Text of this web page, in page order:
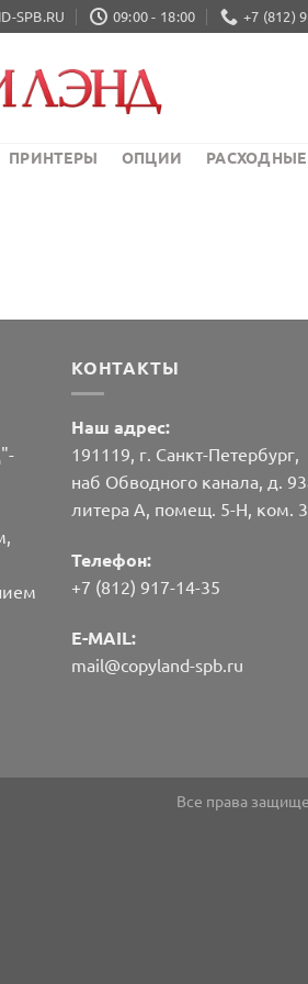
SPB.RU 09:00 - 18:00 +7 (812)
ПРИНТЕРЫ ОПЦИИ
КОНТАКТЫ
Наш адрес:
191119, г. Санкт-Петербург,
наб Обводного канала, д.
литера А, помещ. 5-Н, ком.
Телефон:
+7 (812) 917-14-35
E-MAIL:
mail@copyland-spb.ru
Все права